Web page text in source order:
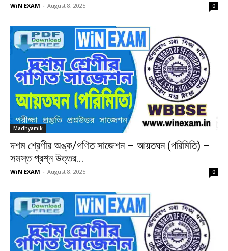
WiN EXAM - August 8, 2025 0
Madhyamik
দশম শ্রেণীর অঙ্ক/গণিত সাজেশন – আয়তঘন (পরিমিতি) –
সমস্ত প্রশ্ন উত্তর...
WiN EXAM - August 8, 2025 0